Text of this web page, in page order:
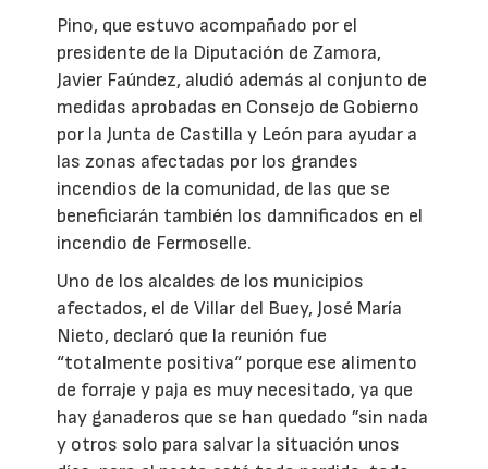
Pino, que estuvo acompañado por el
presidente de la Diputación de Zamora,
Javier Faúndez, aludió además al conjunto de
medidas aprobadas en Consejo de Gobierno
por la Junta de Castilla y León para ayudar a
las zonas afectadas por los grandes
incendios de la comunidad, de las que se
beneficiarán también los damnificados en el
incendio de Fermoselle.
Uno de los alcaldes de los municipios
afectados, el de Villar del Buey, José María
Nieto, declaró que la reunión fue
“totalmente positiva“ porque ese alimento
de forraje y paja es muy necesitado, ya que
hay ganaderos que se han quedado ”sin nada
y otros solo para salvar la situación unos